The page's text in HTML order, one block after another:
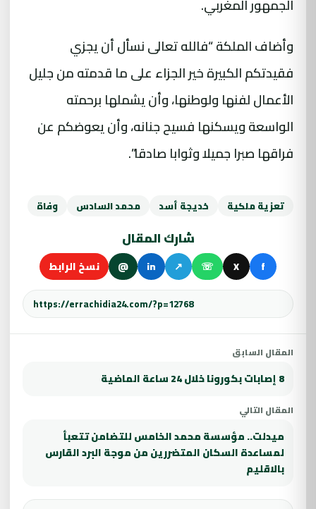
الجمهور المغربي.
وأضاف الملكة “فالله تعالى نسأل أن يجزي
فقيدتكم الكبيرة خير الجزاء على ما قدمته من جليل
الأعمال لفنها ولوطنها، وأن يشملها برحمته
الواسعة ويسكنها فسيح جنانه، وأن يعوضكم عن
فراقها صبرا جميلا وثوابا صادقا”.
تعزية ملكية خديجة أسد محمد السادس وفاة
شارك المقال
f
X
☏
↗
in
@ نسخ الرابط
المقال السابق
8 إصابات بكورونا خلال 24 ساعة الماضية
المقال التالي
ميدلت.. مؤسسة محمد الخامس للتضامن تتعبأ
لمساعدة السكان المتضررين من موجة البرد القارس
بالاقليم